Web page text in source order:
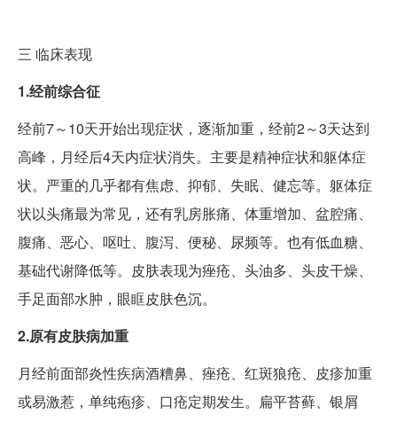
三 临床表现
1.经前综合征
经前7～10天开始出现症状，逐渐加重，经前2～3天达到
高峰，月经后4天内症状消失。主要是精神症状和躯体症
状。严重的几乎都有焦虑、抑郁、失眠、健忘等。躯体症
状以头痛最为常见，还有乳房胀痛、体重增加、盆腔痛、
腹痛、恶心、呕吐、腹泻、便秘、尿频等。也有低血糖、
基础代谢降低等。皮肤表现为痤疮、头油多、头皮干燥、
手足面部水肿，眼眶皮肤色沉。
2.原有皮肤病加重
月经前面部炎性疾病酒糟鼻、痤疮、红斑狼疮、皮疹加重
或易激惹，单纯疱疹、口疮定期发生。扁平苔藓、银屑